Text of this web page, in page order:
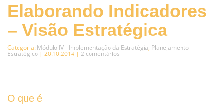
Elaborando Indicadores
– Visão Estratégica
Categoria: Módulo IV - Implementação da Estratégia, Planejamento
Estratégico | 20.10.2014 | 2 comentários
O que é